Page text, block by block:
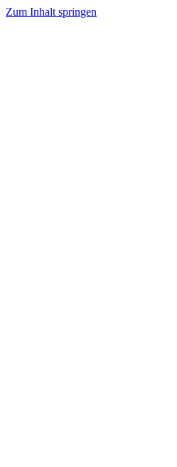
Zum Inhalt springen